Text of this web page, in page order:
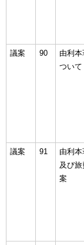
議案
90
由利
ついて
議案
91
由利
及び
案